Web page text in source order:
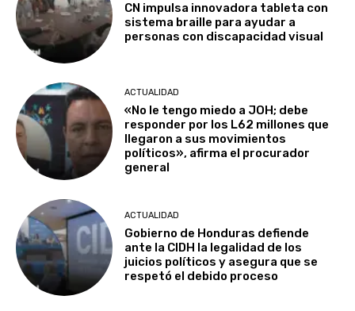
CN impulsa innovadora tableta con
sistema braille para ayudar a
personas con discapacidad visual
ACTUALIDAD
«No le tengo miedo a JOH; debe
responder por los L62 millones que
llegaron a sus movimientos
políticos», afirma el procurador
general
ACTUALIDAD
Gobierno de Honduras defiende
ante la CIDH la legalidad de los
juicios políticos y asegura que se
respetó el debido proceso